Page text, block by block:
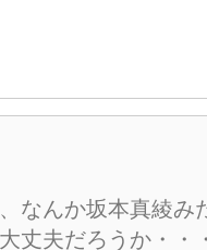
なんか坂本真綾み
丈夫だろうか・・